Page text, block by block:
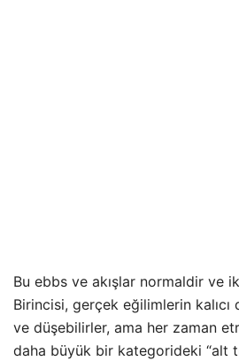
Bu ebbs ve akışlar normaldir ve
Birincisi, gerçek eğilimlerin
ve düşebilirler, ama her zaman
daha büyük bir kategorideki “alt